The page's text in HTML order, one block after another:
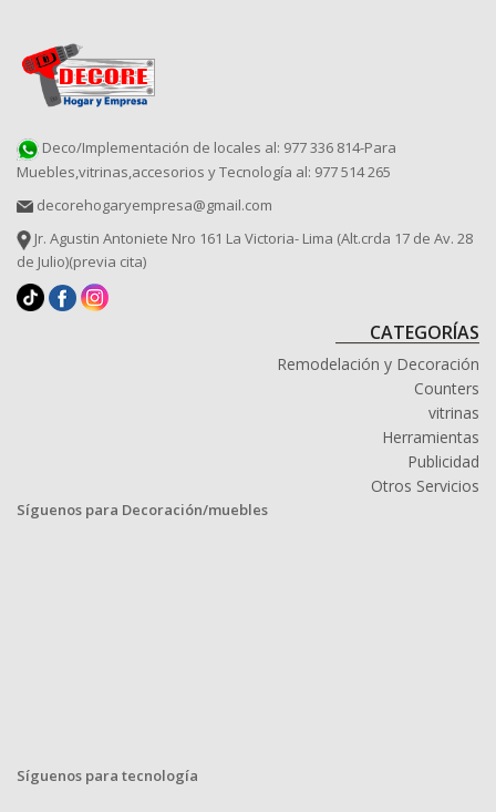
Deco/Implementación de locales al: 977 336 814-Para
Muebles,vitrinas,accesorios y Tecnología al: 977 514 265
decorehogaryempresa@gmail.com
Jr. Agustin Antoniete Nro 161 La Victoria- Lima (Alt.crda 17 de Av. 28
de Julio)(previa cita)
CATEGORÍAS
Remodelación y Decoración
Counters
vitrinas
Herramientas
Publicidad
Otros Servicios
Síguenos para Decoración/muebles
Síguenos para tecnología